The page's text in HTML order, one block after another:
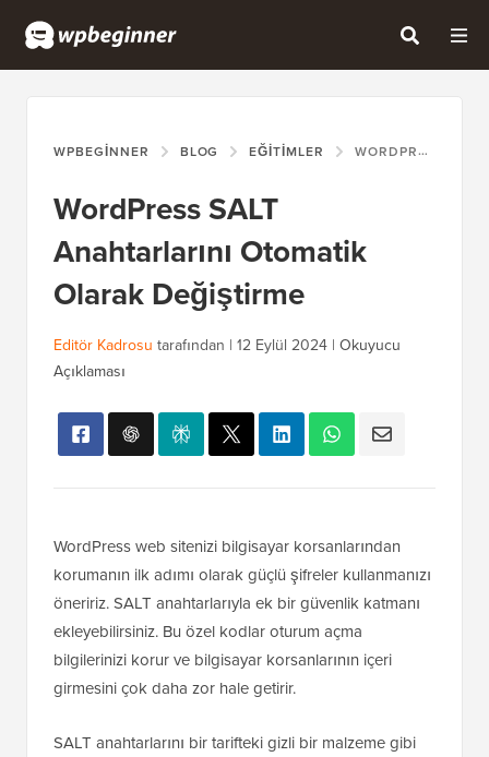
WPBEGINNER BLOG EĞITIMLER WORDPRESS SALT ANAHTARLARINI OTOMATIK OLARAK DEĞIŞTIRME
WordPress SALT
Anahtarlarını Otomatik
Olarak Değiştirme
Editör Kadrosu tarafından | 12 Eylül 2024 | Okuyucu
Açıklaması
WordPress web sitenizi bilgisayar korsanlarından
korumanın ilk adımı olarak güçlü şifreler kullanmanızı
öneririz. SALT anahtarlarıyla ek bir güvenlik katmanı
ekleyebilirsiniz. Bu özel kodlar oturum açma
bilgilerinizi korur ve bilgisayar korsanlarının içeri
girmesini çok daha zor hale getirir.
SALT anahtarlarını bir tarifteki gizli bir malzeme gibi